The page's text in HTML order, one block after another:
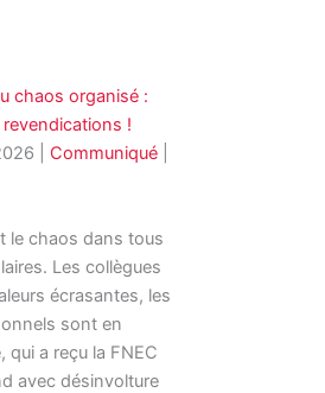
chaos organisé :
!
Communiqué
le chaos dans tous
Les collègues
écrasantes, les
sont en
qui a reçu la FNEC
avec désinvolture